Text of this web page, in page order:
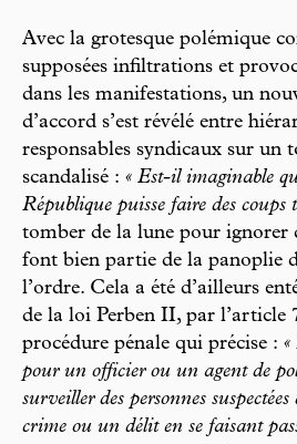
Avec la grotesque polémique
supposées infiltrations et
dans les manifestations, un
d’accord s’est révélé entre
responsables syndicaux sur un
scandalisé : « Est-il imaginable
République puisse faire des coups
tomber de la lune pour ignorer
font bien partie de la panoplie
l’ordre. Cela a été d’ailleurs
de la loi Perben II, par l’article
procédure pénale qui précise : «
pour un officier ou un agent de
surveiller des personnes
crime ou un délit en se faisant